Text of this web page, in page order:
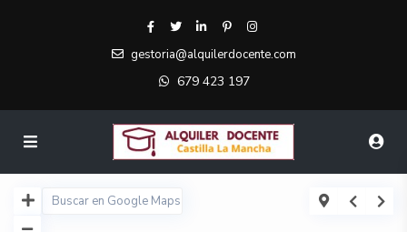
gestoria@alquilerdocente.com
679 423 197